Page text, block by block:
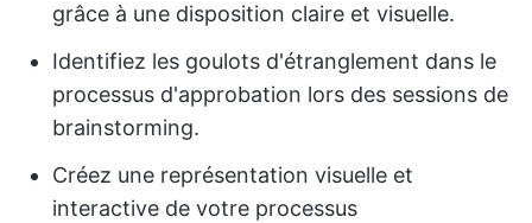
grâce à une disposition claire et visuelle.
Identifiez les goulots d'étranglement dans le
processus d'approbation lors des sessions de
brainstorming.
Créez une représentation visuelle et
interactive de votre processus